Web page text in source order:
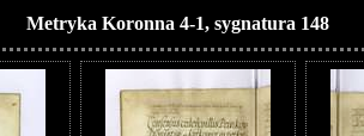
Metryka Koronna 4-1, sygnatura 148